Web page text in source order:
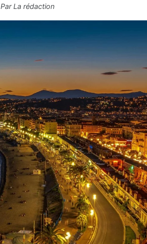
ParLa rédaction